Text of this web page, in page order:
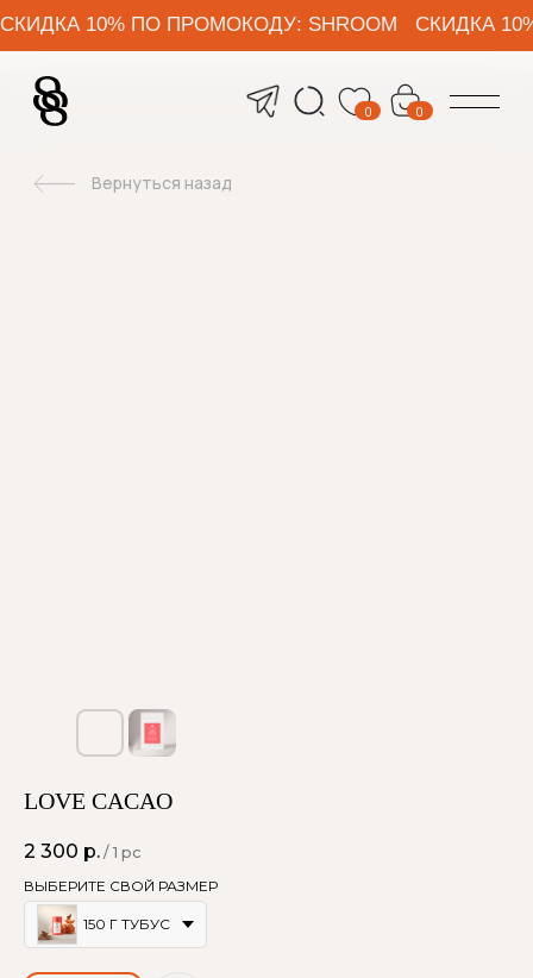
СКИДКА 10% ПО ПРОМОКОДУ: SHROOM СКИДКА 10% ПО ПРОМОКОДУ:
LOVE CACAO
2 300 р. / 1 pc
ВЫБЕРИТЕ СВОЙ РАЗМЕР
150 Г ТУБУС